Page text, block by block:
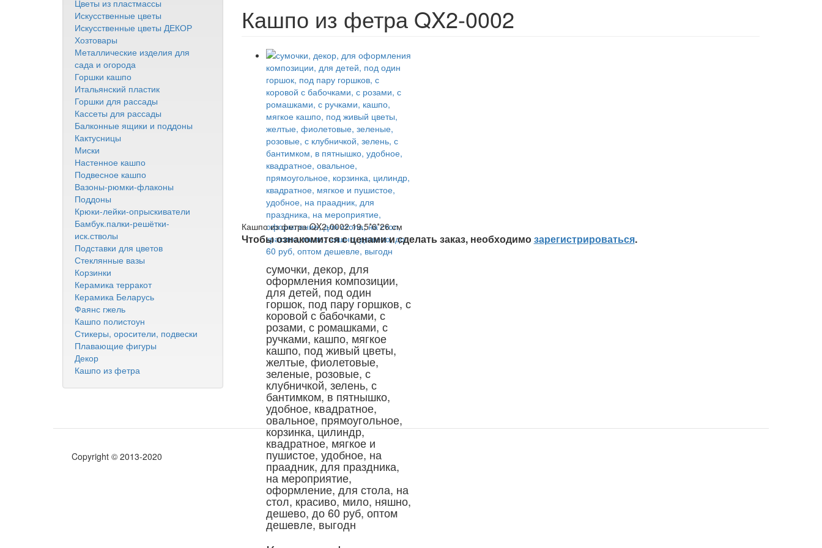
Цветы из пластмассы
Искусственные цветы
Искусственные цветы ДЕКОР
Хозтовары
Металлические изделия для
сада и огорода
Горшки кашпо
Итальянский пластик
Горшки для рассады
Кассеты для рассады
Балконные ящики и поддоны
Кактусницы
Миски
Настенное кашпо
Подвесное кашпо
Вазоны-рюмки-флаконы
Поддоны
Крюки-лейки-опрыскиватели
Бамбук.палки-решётки-
иск.стволы
Подставки для цветов
Стеклянные вазы
Корзинки
Керамика терракот
Керамика Беларусь
Фаянс гжель
Кашпо полистоун
Стикеры, оросители, подвески
Плавающие фигуры
Декор
Кашпо из фетра
Кашпо из фетра QX2-0002
сумочки, декор, для
оформления композиции,
для детей, под один
горшок, под пару горшков, с
коровой с бабочками, с
розами, с ромашками, с
ручками, кашпо, мягкое
кашпо, под живый цветы,
желтые, фиолетовые,
зеленые, розовые, с
клубничкой, зелень, с
бантимком, в пятнышко,
удобное, квадратное,
овальное, прямоугольное,
корзинка, цилиндр,
квадратное, мягкое и
пушистое, удобное, на
праадник, для праздника,
на мероприятие,
оформление, для стола, на
стол, красиво, мило, няшно,
дешево, до 60 руб, оптом
дешевле, выгодн
Кашпо из фетра QX2-0002 19.5*6*26 см
Чтобы ознакомится с ценами и сделать заказ, необходимозарегистрироваться.
Copyright © 2013-2020